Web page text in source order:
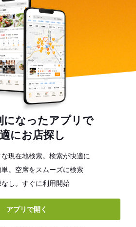
になったアプリで
にお店探し
現在地検索。検索が快適に
。空席をスムーズに検索
し。すぐに利用開始
アプリで開く